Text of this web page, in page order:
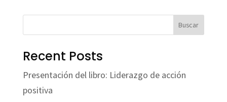
Buscar
Recent Posts
Presentación del libro: Liderazgo de acción
positiva